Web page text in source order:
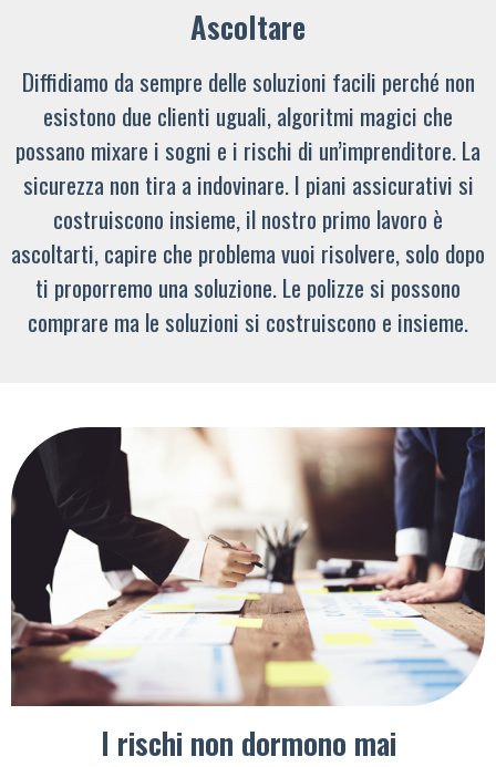
Ascoltare
Diffidiamo da sempre delle soluzioni facili perché non
esistono due clienti uguali, algoritmi magici che
possano mixare i sogni e i rischi di un’imprenditore. La
sicurezza non tira a indovinare. I piani assicurativi si
costruiscono insieme, il nostro primo lavoro è
ascoltarti, capire che problema vuoi risolvere, solo dopo
ti proporremo una soluzione. Le polizze si possono
comprare ma le soluzioni si costruiscono e insieme.
I rischi non dormono mai